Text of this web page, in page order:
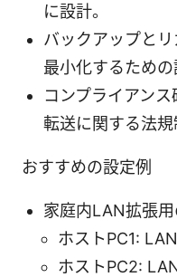
に設計。
バックアップと
最小化するための
コンプライアン
転送に関する法規
おすすめの設定例
家庭内LAN拡張
ホストPC1:
ホストPC2: